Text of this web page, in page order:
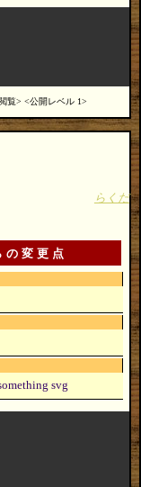
覧 公開レベル 1
らくだ
の変更点
svg